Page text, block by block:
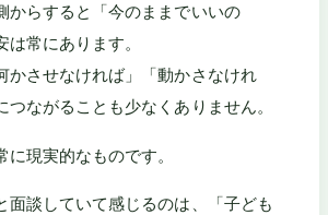
からすると「今のままでいいの
常にあります。
かさせなければ」「動かさなけれ
つながることも少なくありません。
現実的なものです。
面談していて感じるのは、「子ども